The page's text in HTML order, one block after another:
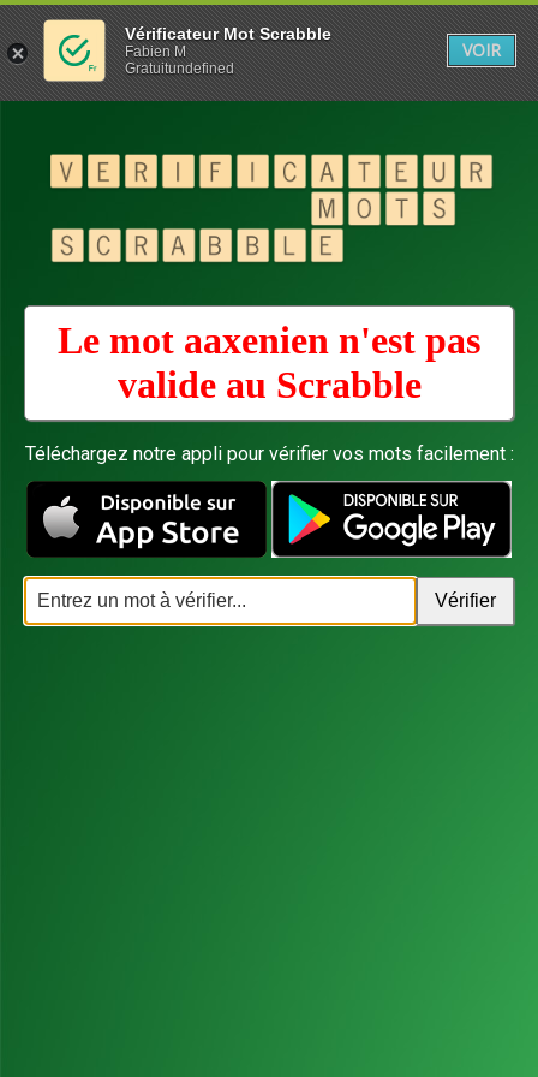
Le mot aaxenien n'est pas
valide au Scrabble
Téléchargez notre appli pour vérifier vos mots facilement :
Vérificateur Mot Scrabble
Fabien M
Gratuitundefined
VOIR